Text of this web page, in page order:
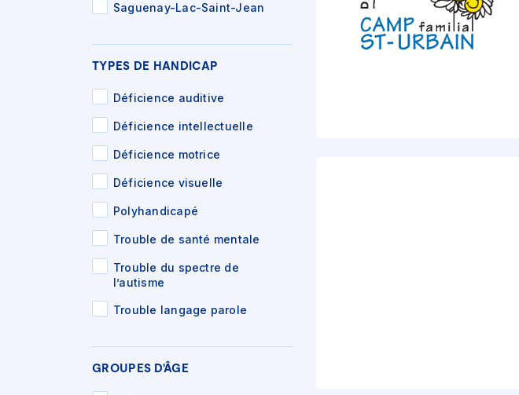
Saguenay-Lac-Saint-Jean
TYPES DE HANDICAP
Déficience auditive
Déficience intellectuelle
Déficience motrice
Déficience visuelle
Polyhandicapé
Trouble de santé mentale
Trouble du spectre de
l’autisme
Trouble langage parole
GROUPES D'ÂGE